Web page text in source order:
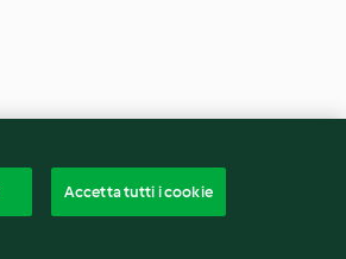
Accetta tutti i cookie